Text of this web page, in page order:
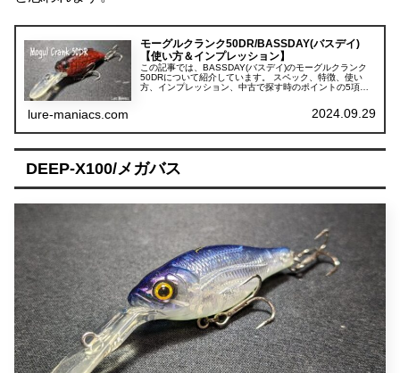
モーグルクランク50DR/BASSDAY(バスデイ)
【使い方＆インプレッション】
この記事では、BASSDAY(バスデイ)のモーグルクランク
50DRについて紹介しています。 スペック、特徴、使い
方、インプレッション、中古で探す時のポイントの5項目
lure-maniacs.com 2024.09.29
DEEP-X100/メガバス